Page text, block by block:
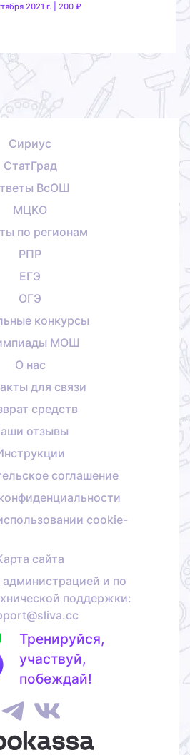
2021 г. | 200 ₽
Сириус
СтатГрад
ВсОШ
МЦКО
по регионам
РПР
ЕГЭ
ОГЭ
конкурсы
МОШ
О нас
для связи
средств
отзывы
соглашение
cookie-
сайта
администрацией и по
поддержки:
Тренируйся,
участвуй,
побеждай!